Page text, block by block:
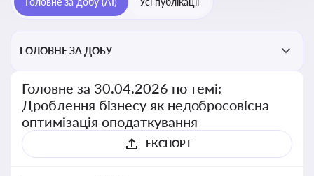
ГОЛОВНЕ ЗА ДОБУ
Головне за 30.04.2026 по темі:
Дроблення бізнесу як недобросовісна
оптимізація оподаткування
ЕКСПОРТ